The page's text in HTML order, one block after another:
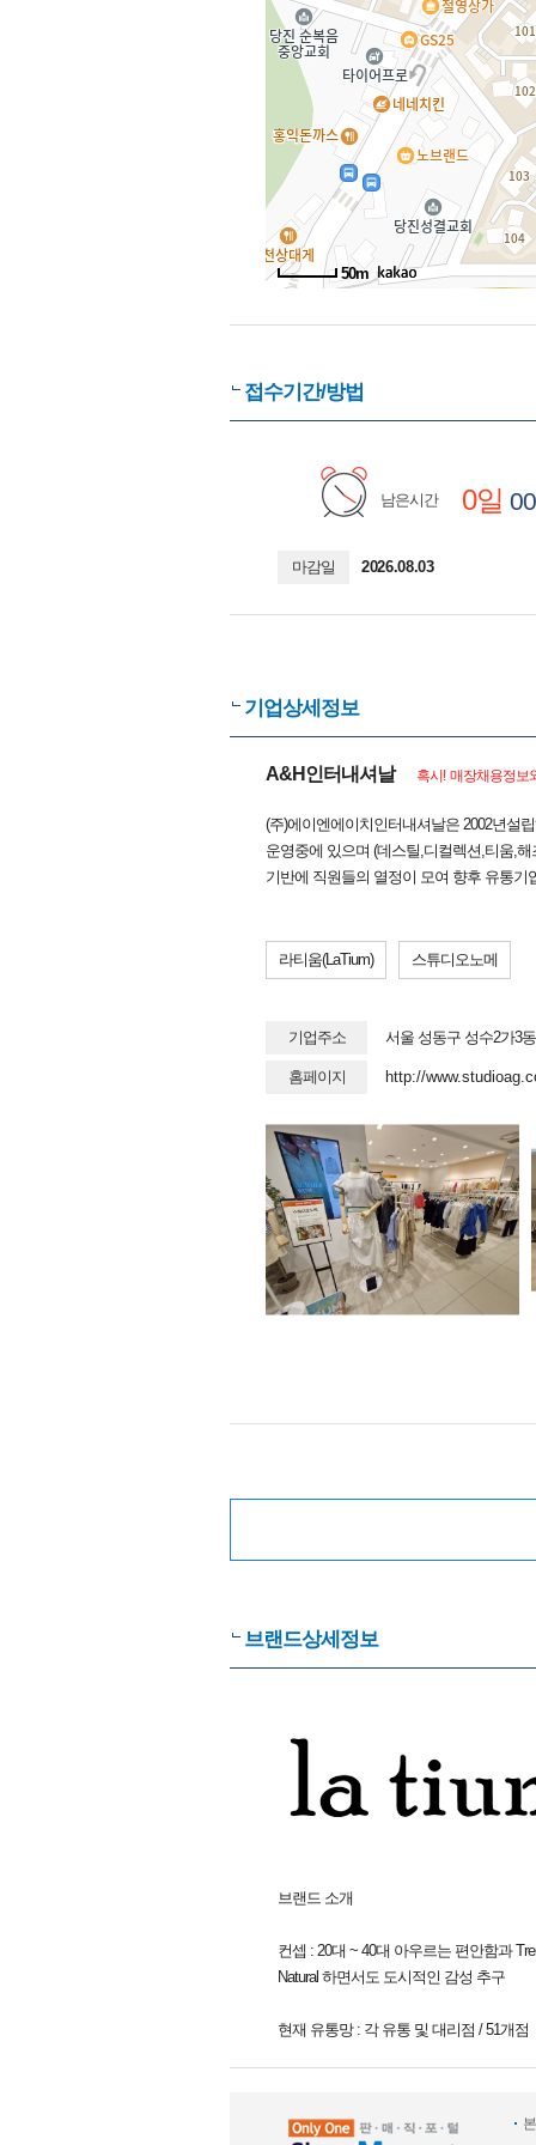
50m
접수기간/방법
남은시간 0일
마감일 2026.08.03
기업상세정보
A&H인터내셔날 혹시! 매장채용정보
(주)에이엔에이치인터내셔날은 2002년설
운영중에 있으며 (데스틸,디컬렉션,티움,
기반에 직원들의 열정이 모여 향후 유통
라티움(LaTium) 스튜디오노메
기업주소 서울 성동구 성수2가3동
홈페이지 http://
브랜드상세정보
브랜드 소개
컨셉 : 20대 ~ 40대 아우르는 편안함과
Natural 하면서도 도시적인 감성 추구
현재 유통망 : 각 유통 및 대리점 / 51개점